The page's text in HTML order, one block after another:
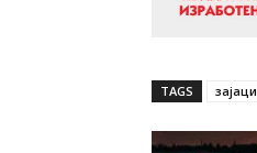
TAGS зајаци